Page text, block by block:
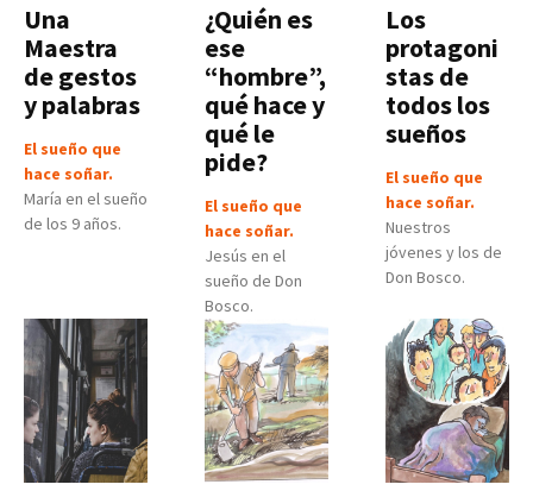
Una
Maestra
de gestos
y palabras
El sueño que
hace soñar.
María en el sueño
de los 9 años.
¿Quién es
ese
“hombre”,
qué hace y
qué le
pide?
El sueño que
hace soñar.
Jesús en el
sueño de Don
Bosco.
Los
protagoni
stas de
todos los
sueños
El sueño que
hace soñar.
Nuestros
jóvenes y los de
Don Bosco.